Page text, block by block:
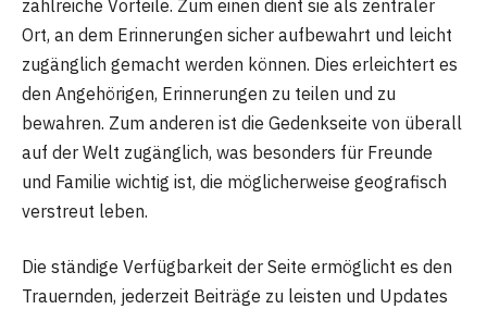
zahlreiche Vorteile. Zum einen dient sie als zentraler
Ort, an dem Erinnerungen sicher aufbewahrt und leicht
zugänglich gemacht werden können. Dies erleichtert es
den Angehörigen, Erinnerungen zu teilen und zu
bewahren. Zum anderen ist die Gedenkseite von überall
auf der Welt zugänglich, was besonders für Freunde
und Familie wichtig ist, die möglicherweise geografisch
verstreut leben.
Die ständige Verfügbarkeit der Seite ermöglicht es den
Trauernden, jederzeit Beiträge zu leisten und Updates